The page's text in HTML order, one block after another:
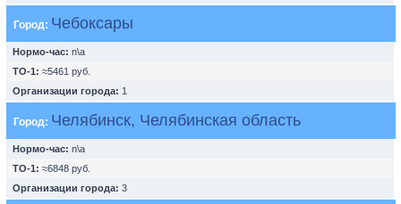
Город: Чебоксары
Нормо-час: n\a
ТО-1: ≈5461 руб.
Организации города: 1
Город: Челябинск, Челябинская область
Нормо-час: n\a
ТО-1: ≈6848 руб.
Организации города: 3